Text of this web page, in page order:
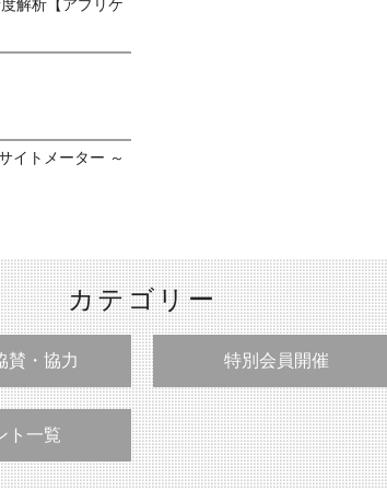
解析【アプリケ
イトメーター ～
カテゴリー
賛・協力 特別会員開催
ト一覧